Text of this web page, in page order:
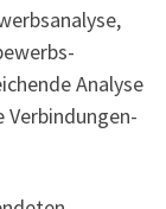
Analyse